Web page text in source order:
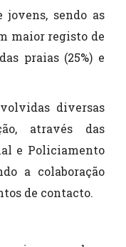
sendo as
maior registo de
praias (25%) e
diversas
através das
e Policiamento
a colaboração
de contacto.